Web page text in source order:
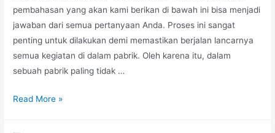
pembahasan yang akan kami berikan di bawah ini bisa menjadi
jawaban dari semua pertanyaan Anda. Proses ini sangat
penting untuk dilakukan demi memastikan berjalan lancarnya
semua kegiatan di dalam pabrik. Oleh karena itu, dalam
sebuah pabrik paling tidak …
Read More »